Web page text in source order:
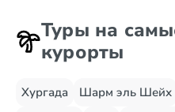
Туры на
курорты
Хургада Шарм эль Шейх